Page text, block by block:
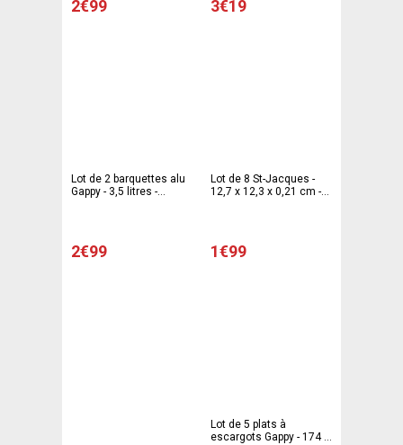
2€99 3€19
Lot de 2 barquettes alu
Gappy - 3,5 litres -
2€99
Lot de 8 St-Jacques -
12,7 x 12,3 x 0,21 cm -
1€99
Lot de 5 plats à
escargots Gappy - 174 x